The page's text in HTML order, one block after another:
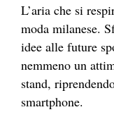
L’aria che si
moda milanese.
idee alle future
nemmeno un
stand,
smartphone.